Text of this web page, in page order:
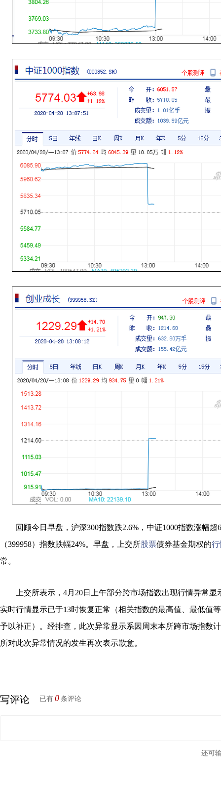
回顾今日早盘，沪深300指数跌2.6%，中证1000指数涨幅超
（399958）指数跌幅24%。早盘，上交所股票债券基金期权的行
常。
上交所表示，4月20日上午部分跨市场指数出现行情异常
实时行情显示已于13时恢复正常（相关指数的最高值、最低值
予以补正）。经排查，此次异常显示系因周末本所跨市场指数
所对此次异常情况的发生再次表示歉意。
写评论 已有 0 条评论
还可